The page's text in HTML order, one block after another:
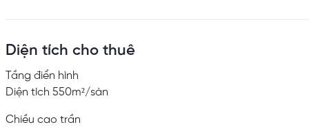
Diện tích cho thuê
Tầng điển hình
Diện tích 550m²/sàn
Chiều cao trần